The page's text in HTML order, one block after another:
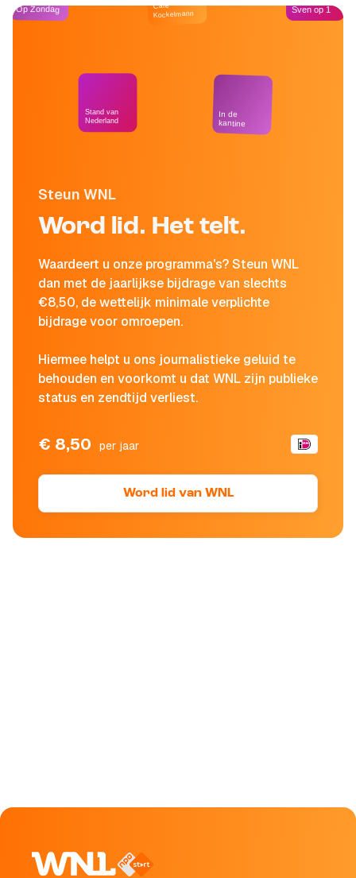
Steun WNL
Word lid. Het telt.
Waardeert u onze programma's? Steun WNL
dan met de jaarlijkse bijdrage van slechts
€8,50, de wettelijk minimale verplichte
bijdrage voor omroepen.
Hiermee helpt u ons journalistieke geluid te
behouden en voorkomt u dat WNL zijn publieke
status en zendtijd verliest.
€ 8,50 per jaar
Word lid van WNL
Op Zondag
Stand van
Nederland
Café
Kockelmann
In de
kantine
Sven op 1